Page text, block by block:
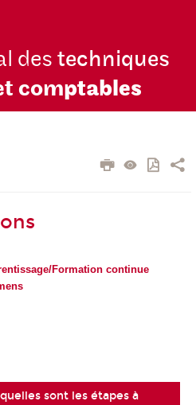
destechniques
comptables
Formation continue
sont les étapes à